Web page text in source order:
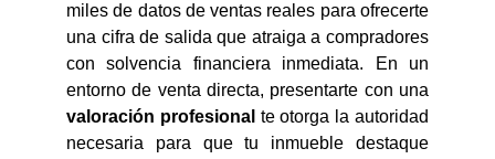
miles de datos de ventas reales para ofrecerte
una cifra de salida que atraiga a compradores
con solvencia financiera inmediata. En un
entorno de venta directa, presentarte con una
valoración profesional te otorga la autoridad
necesaria para que tu inmueble destaque